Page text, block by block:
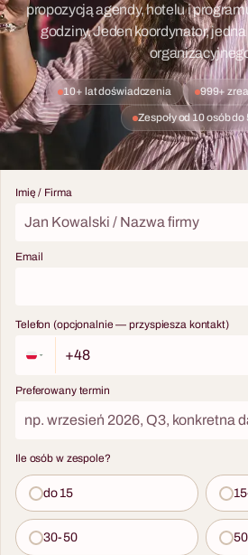
propozycją agendy, hotelu i
godziny. Jeden koordynator,
10+ lat doświadczenia 999+
Zespoły od 10 osób do
Imię / Firma
Email
Telefon (opcjonalnie — przyspiesza kontakt)
Preferowany termin
Ile osób w zespole?
do 15
30-50